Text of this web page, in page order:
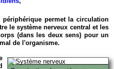
périphérique permet la circulation
le système nerveux central et les
(dans les deux sens) pour un
de l'organisme.